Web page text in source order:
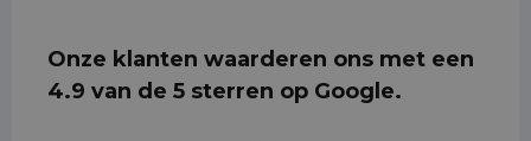
Onze klanten waarderen ons met een
4.9 van de 5 sterren op Google.